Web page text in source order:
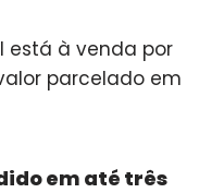
está à venda por
parcelado em
em até três